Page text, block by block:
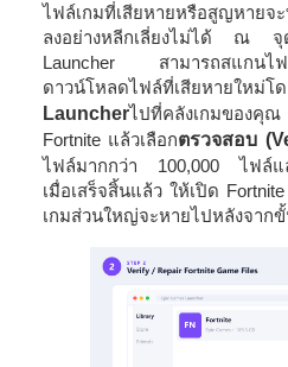
ไฟล์เกมที่เสียหายหรือสูญหายจ
ลงอย่างหลีกเลี่ยงไม่ได้ ณ
Launcher สามารถสแกนไฟ
ดาวน์โหลดไฟล์ที่เสียหายใหม่โ
Launcherไปที่คลังเกมของคุ
Fortnite แล้วเลือกตรวจสอบ
ไฟล์มากกว่า 100,000 ไฟล์แ
เมื่อเสร็จสิ้นแล้ว ให้เปิด
เกมส่วนใหญ่จะหายไปหลังจาก